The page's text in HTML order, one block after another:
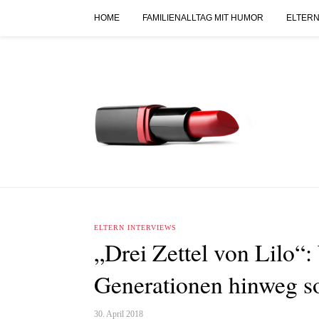
HOME FAMILIENALLTAG MIT HUMOR
ELTERN INTERVIEWS
„Drei Zettel von Lilo“:
Generationen hinweg
30. April 2018